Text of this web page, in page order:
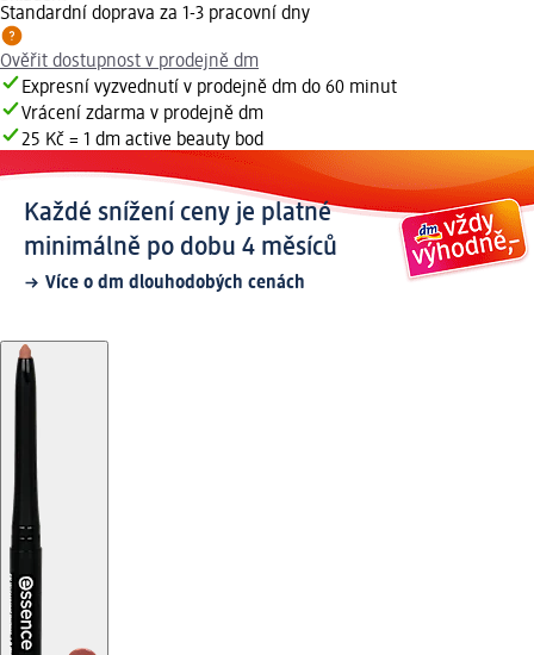
Standardní doprava za 1-3 pracovní dny
Ověřit dostupnost v prodejně dm
Expresní vyzvednutí v prodejně dm do 60 minut
Vrácení zdarma v prodejně dm
25 Kč = 1 dm active beauty bod
Každé snížení ceny je platné
minimálně po dobu 4 měsíců
Více o dm dlouhodobých cenách